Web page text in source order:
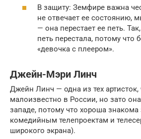
В защиту: Земфире важна
не отвечает ее состоянию,
— она перестает ее петь.
петь перестала, потому что
«девочка с плеером».
Джейн-Мэри Линч
Джейн Линч — одна из тех артисток,
малоизвестно в России, но зато
западе, потому что хороша знакома
комедийным телепроектам и
широкого экрана).